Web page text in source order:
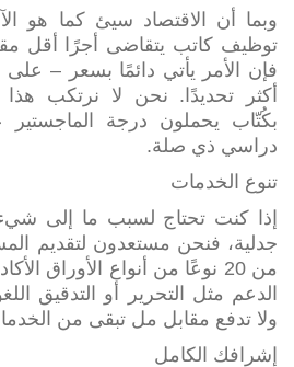
وبما أن الاقتصاد سيئ كما هو
توظيف كاتب يتقاضى أجرًا أقل
فإن الأمر يأتي دائمًا بسعر –
أكثر تحديدًا. نحن لا نرتكب
بكُتّاب يحملون درجة
دراسي ذي صلة.
تنوع الخدمات
إذا كنت تحتاج لسبب ما إلى
جدلية، فنحن مستعدون لتقديم
من 20 نوعًا من أنواع الأوراق
الدعم مثل التحرير أو التدقيق
ولا تدفع مقابل مل تبقى من
إشرافك الكامل